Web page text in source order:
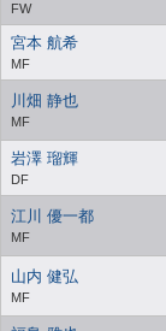
FW
宮本 航希
MF
川畑 静也
MF
岩澤 瑠輝
DF
江川 優一都
MF
山内 健弘
MF